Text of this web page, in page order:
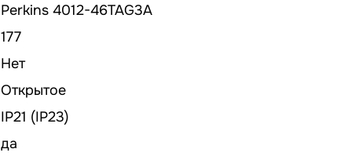
Perkins 4012-46TAG3A
177
Нет
Открытое
IP21 (IP23)
да